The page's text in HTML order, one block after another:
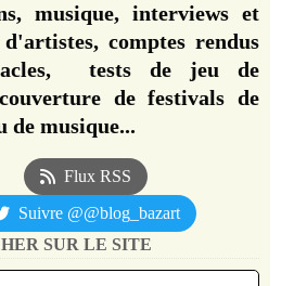
musique, interviews et
comptes rendus
tests de jeu de
de festivals de
de musique...
Flux RSS
Suivre @@blog_bazart
SUR LE SITE